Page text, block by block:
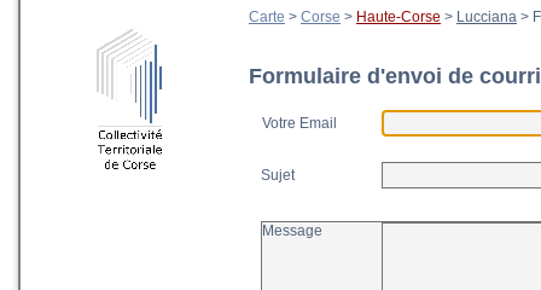
Carte > Corse > Haute-Corse > Lucciana >
Formulaire d'envoi de
Votre Email
Sujet
Message